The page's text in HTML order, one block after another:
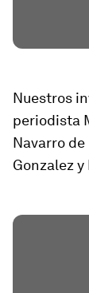
Nuestros
periodista
Navarro
Gonzalez y